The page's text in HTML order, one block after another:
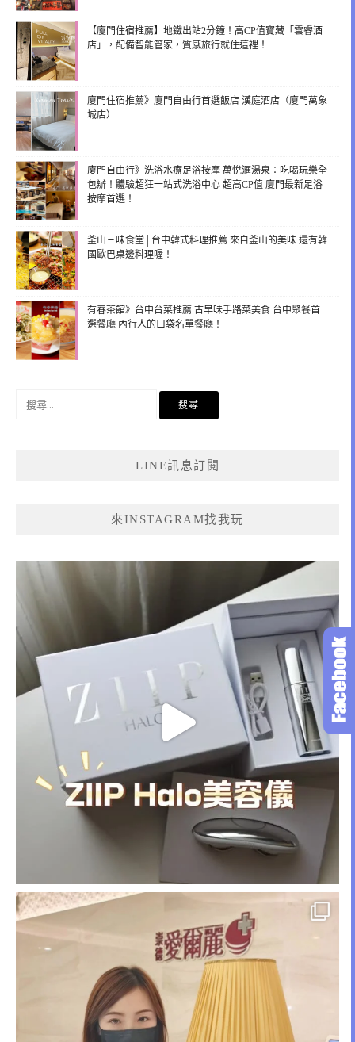
【廈門住宿推薦】地鐵出站2分鐘！高CP值寶藏「雲睿酒
店」，配備智能管家，質感旅行就住這裡！
廈門住宿推薦》廈門自由行首選飯店 漢庭酒店（廈門萬象
城店）
廈門自由行》洗浴水療足浴按摩 萬悅滙湯泉：吃喝玩樂全
包辦！體驗超狂一站式洗浴中心 超高CP值 廈門最新足浴
按摩首選！
釜山三味食堂│台中韓式料理推薦 來自釜山的美味 還有韓
國歐巴桌邊料理喔！
有春茶館》台中台菜推薦 古早味手路菜美食 台中聚餐首
選餐廳 內行人的口袋名單餐廳！
LINE訊息訂閱
來INSTAGRAM找我玩